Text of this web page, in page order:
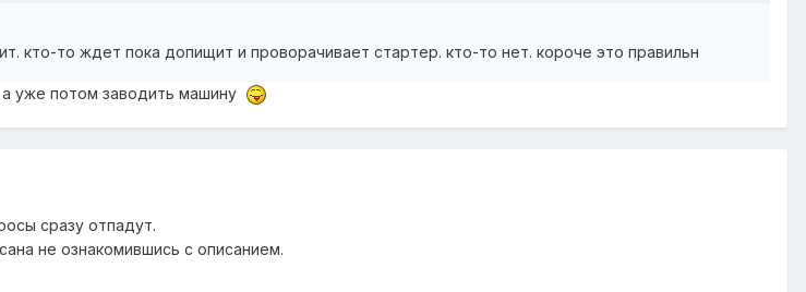
кто-то ждет пока допищит и проворачивает стартер. кто-то нет. короче это правильн
а уже потом заводить машину
сразу отпадут.
не ознакомившись с описанием.